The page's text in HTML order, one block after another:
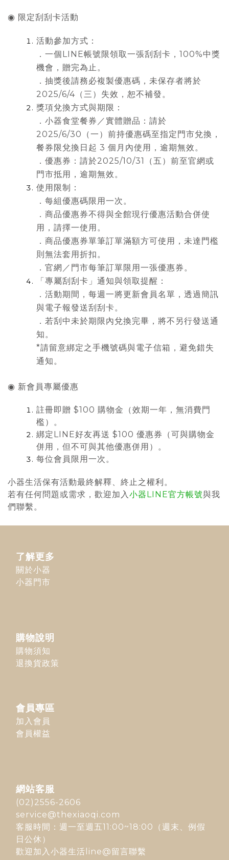
◉ 限定刮刮卡活動
活動參加方式：
．一個LINE帳號限領取一張刮刮卡，100%中獎
機會，贈完為止。
．抽獎後請務必複製優惠碼，未保存者將於
2025/6/4（三）失效，恕不補發。
獎項兌換方式與期限：
．小器食堂餐券／實體贈品：請於
2025/6/30（一）前持優惠碼至指定門市兌換，
餐券限兌換日起 3 個月內使用，逾期無效。
．優惠券：請於2025/10/31（五）前至官網或
門市抵用，逾期無效。
使用限制：
．每組優惠碼限用一次。
．商品優惠券不得與全館現行優惠活動合併使
用，請擇一使用。
． 商品優惠券單筆訂單滿額方可使用，未達門檻
則無法套用折扣。
．官網／門市每筆訂單限用一張優惠券。
「專屬刮刮卡」通知與領取提醒：
．活動期間，每週一將更新會員名單，透過簡訊
與電子報發送刮刮卡。
．若刮中未於期限內兌換完畢，將不另行發送通
知。
*請留意綁定之手機號碼與電子信箱，避免錯失
通知。
◉ 新會員專屬優惠
註冊即贈 $100 購物金（效期一年，無消費門
檻） 。
綁定LINE好友再送 $100 優惠券（可與購物金
併用，但不可與其他優惠併用） 。
每位會員限用一次。
小器生活保有活動最終解釋、終止之權利。
若有任何問題或需求，歡迎加入小器LINE官方帳號與我
們聯繫。
了解更多
關於小器
小器門市
購物說明
購物須知
退換貨政策
會員專區
加入會員
會員權益
網站客服
(02)2556-2606
service@thexiaoqi.com
客服時間：週一至週五11:00~18:00（週末、例假
日公休）
歡迎加入 小器生活line@留言聯繫